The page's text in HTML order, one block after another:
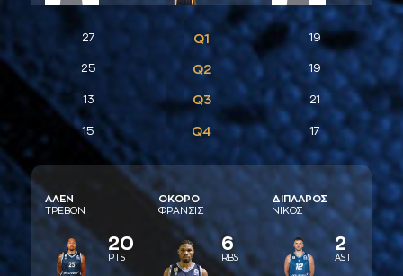
27 Q1 19
25 Q2 19
13 Q3 21
15 Q4 17
AΛΕΝ
ΤΡΕΒΟΝ
20
PTS
ΟΚΟΡΟ
ΦΡAΝΣΙΣ
6
RBS
ΔΙΠΛAΡΟΣ
ΝΙΚΟΣ
2
AST